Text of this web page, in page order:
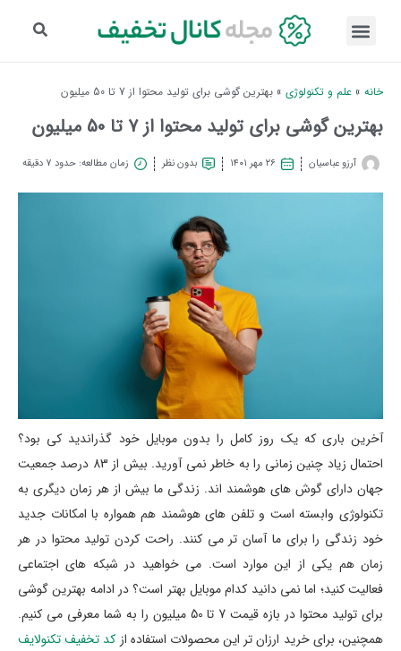
خانه » علم و تکنولوژی » بهترین گوشی برای تولید محتوا از 7 تا 50 میلیون
بهترین گوشی برای تولید محتوا از 7 تا 50 میلیون
آرزو عباسیان ۲۶ مهر ۱۴۰۱ بدون نظر زمان مطالعه: حدود 7 دقیقه
آخرین باری که یک روز کامل را بدون موبایل خود گذراندید کی بود؟
احتمال زیاد چنین زمانی را به خاطر نمی آورید. بیش از 83 درصد جمعیت
جهان دارای گوش های هوشمند اند. زندگی ما بیش از هر زمان دیگری به
تکنولوژی وابسته است و تلفن های هوشمند هم همواره با امکانات جدید
خود زندگی را برای ما آسان تر می کنند. راحت کردن تولید محتوا در هر
زمان هم یکی از این موارد است. می خواهید در شبکه های اجتماعی
فعالیت کنید؛ اما نمی دانید کدام موبایل بهتر است؟ در ادامه بهترین گوشی
برای تولید محتوا در بازه قیمت 7 تا 50 میلیون را به شما معرفی می کنیم.
همچنین، برای خرید ارزان تر این محصولات استفاده از کد تخفیف تکنولایف